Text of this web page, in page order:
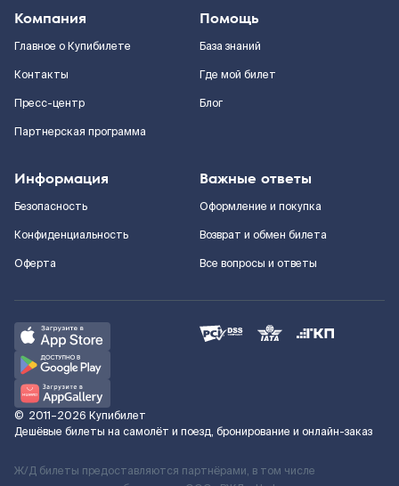
Компания
Главное о Купибилете
Контакты
Пресс-центр
Партнерская программа
Помощь
База знаний
Где мой билет
Блог
Информация
Безопасность
Конфиденциальность
Оферта
Важные ответы
Оформление и покупка
Возврат и обмен билета
Все вопросы и ответы
© 2011–2026 Купибилет
Дешёвые билеты на самолёт и поезд, бронирование и онлайн-заказ
Ж/Д билеты предоставляются партнёрами, в том числе